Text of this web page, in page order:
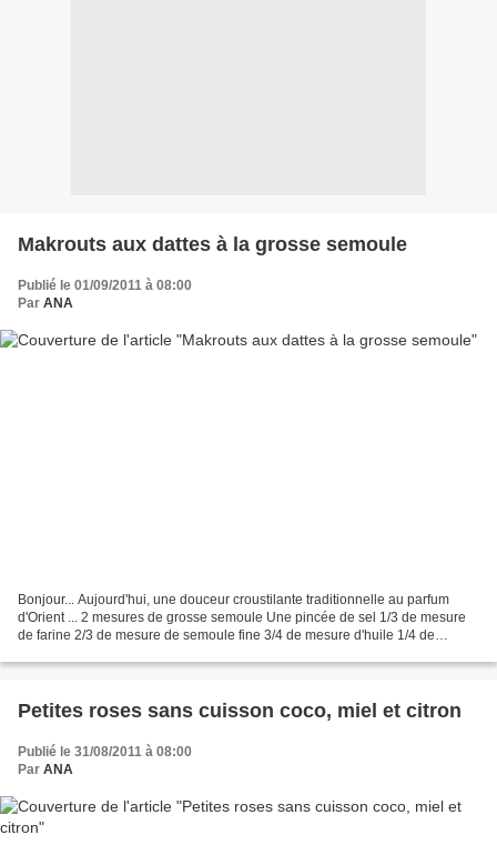
Makrouts aux dattes à la grosse semoule
Publié le 01/09/2011 à 08:00
Par ANA
Bonjour... Aujourd'hui, une douceur croustilante traditionnelle au parfum
d'Orient ... 2 mesures de grosse semoule Une pincée de sel 1/3 de mesure
de farine 2/3 de mesure de semoule fine 3/4 de mesure d'huile 1/4 de
Petites roses sans cuisson coco, miel et citron
Publié le 31/08/2011 à 08:00
Par ANA